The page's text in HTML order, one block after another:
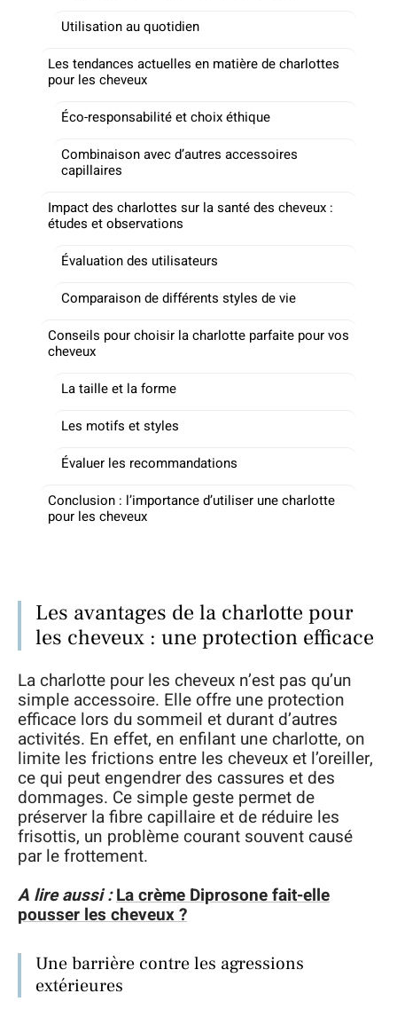
Utilisation au quotidien
Les tendances actuelles en matière de charlottes
pour les cheveux
Éco-responsabilité et choix éthique
Combinaison avec d’autres accessoires
capillaires
Impact des charlottes sur la santé des cheveux :
études et observations
Évaluation des utilisateurs
Comparaison de différents styles de vie
Conseils pour choisir la charlotte parfaite pour vos
cheveux
La taille et la forme
Les motifs et styles
Évaluer les recommandations
Conclusion : l’importance d’utiliser une charlotte
pour les cheveux
Les avantages de la charlotte pour
les cheveux : une protection efficace
La charlotte pour les cheveux n’est pas qu’un
simple accessoire. Elle offre une protection
efficace lors du sommeil et durant d’autres
activités. En effet, en enfilant une charlotte, on
limite les frictions entre les cheveux et l’oreiller,
ce qui peut engendrer des cassures et des
dommages. Ce simple geste permet de
préserver la fibre capillaire et de réduire les
frisottis, un problème courant souvent causé
par le frottement.
A lire aussi :La crème Diprosone fait-elle
pousser les cheveux ?
Une barrière contre les agressions
extérieures